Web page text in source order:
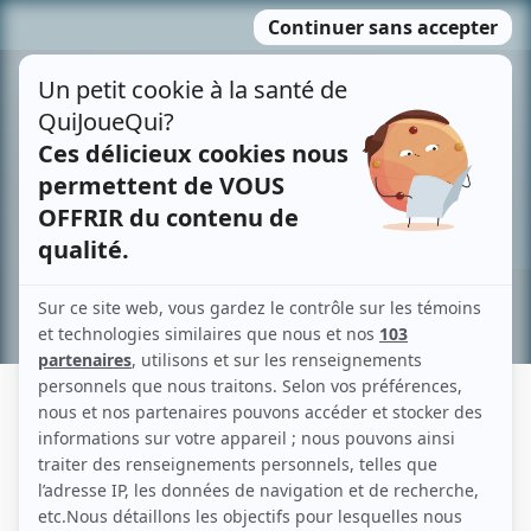
MENU
contenu
Recherche avancée »
MARTIN MOREL
Liens
Fiche de Martin Morel sur Showbizz.net